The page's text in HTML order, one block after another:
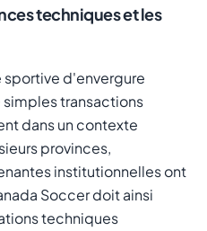
techniques et les
d'envergure
transactions
dans un contexte
provinces,
institutionnelles ont
Soccer doit ainsi
techniques